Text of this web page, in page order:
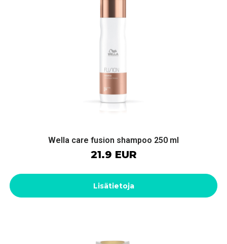
Wella care fusion shampoo 250 ml
21.9 EUR
Lisätietoja